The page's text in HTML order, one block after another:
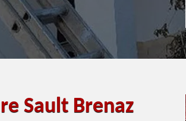
Sault Brenaz